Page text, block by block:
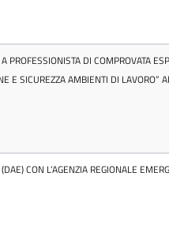
DI COMPROVATA
E SICUREZZA AMBIENTI DI LAVORO”
CON L’AGENZIA REGIONALE